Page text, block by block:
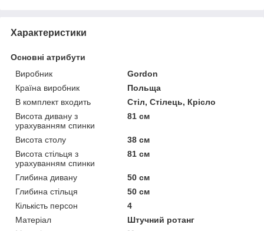
Характеристики
Основні атрибути
Виробник
Gordon
Країна виробник
Польща
В комплект входить
Стіл, Стілець, Крісло
Висота дивану з
урахуванням спинки
81 см
Висота столу
38 см
Висота стільця з
урахуванням спинки
81 см
Глибина дивану
50 см
Глибина стільця
50 см
Кількість персон
4
Матеріал
Штучний ротанг